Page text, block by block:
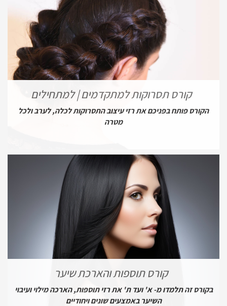
קורס תסרוקות למתקדמים | למתחילים
הקורס פותח בפניכם את רזי עיצוב התסרוקות לכלה, לערב ולכל
מטרה
קורס תוספות והארכת שיער
בקורס זה תלמדו מ- א' ועד ת' את רזי תוספות, הארכה מילוי ועיבוי
השיער באמצעים שונים ויחודיים